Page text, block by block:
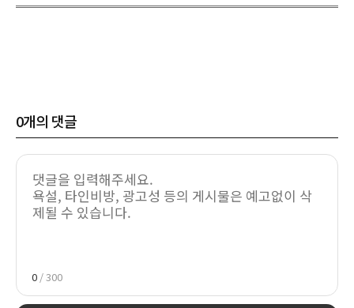
0개의 댓글
0 / 300